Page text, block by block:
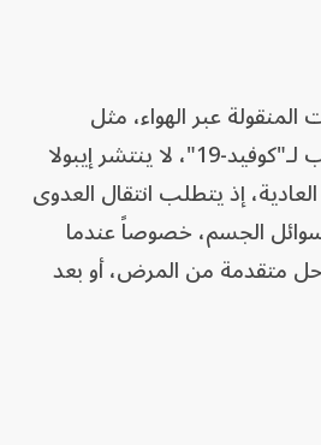
عبر الهواء، مثل
فيروس كورونا المسبب لـ"كوفيد-19"، لا ينتشر إيبولا
إذ يتطلب انتقال العدوى
الجسم، خصوصاً عندما
متقدمة من المرض، أو بعد